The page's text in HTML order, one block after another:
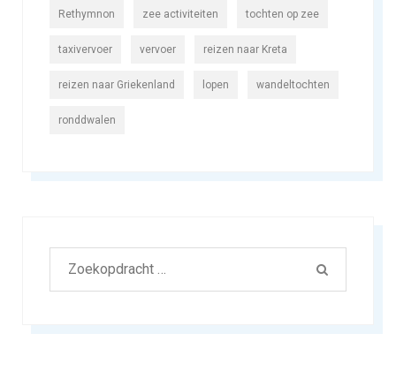
Rethymnon zee activiteiten tochten op zee
taxivervoer vervoer reizen naar Kreta
reizen naar Griekenland lopen wandeltochten
ronddwalen
naar: